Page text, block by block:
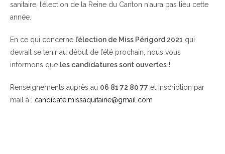
sanitaire, l’élection de la Reine du Canton n‘aura pas lieu cette
année.
En ce qui concerne l’élection de Miss Périgord 2021 qui
devrait se tenir au début de l’été prochain, nous vous
informons que les candidatures sont ouvertes !
Renseignements auprès au 06 81 72 80 77 et inscription par
mail à : candidate.missaquitaine@gmail.com